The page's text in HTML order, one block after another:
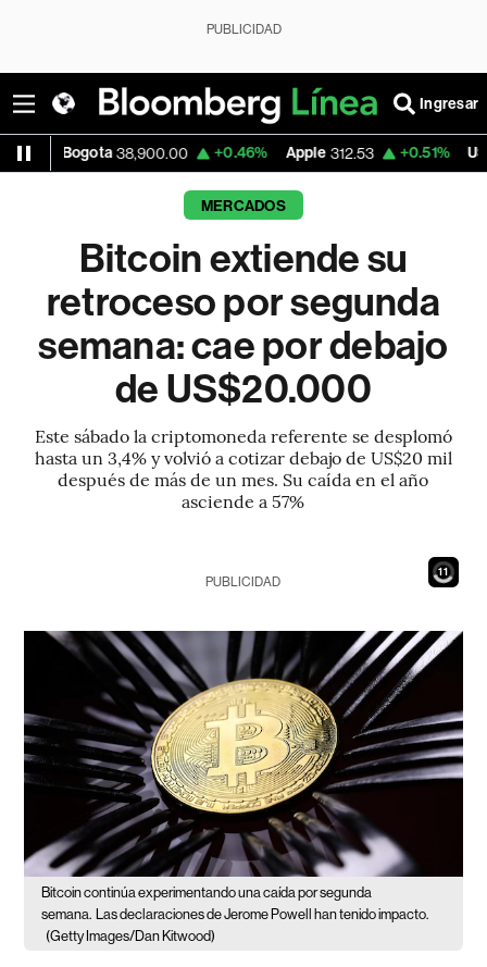
PUBLICIDAD
Ingresar
38,900.00 +0.46% Apple 312.53 +0.51% USD COP
MERCADOS
Bitcoin extiende su
retroceso por segunda
semana: cae por debajo
de US$20.000
Este sábado la criptomoneda referente se desplomó
hasta un 3,4% y volvió a cotizar debajo de US$20 mil
después de más de un mes. Su caída en el año
asciende a 57%
9
PUBLICIDAD
Bitcoin continúa experimentando una caída por segunda
semana. Las declaraciones de Jerome Powell han tenido impacto.
(Getty Images/Dan Kitwood)